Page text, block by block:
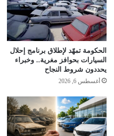
الحكومة تمهّد لإطلاق برنامج إحلال
السيارات بحوافز مغرية.. وخبراء
يحددون شروط النجاح
أغسطس 6, 2026